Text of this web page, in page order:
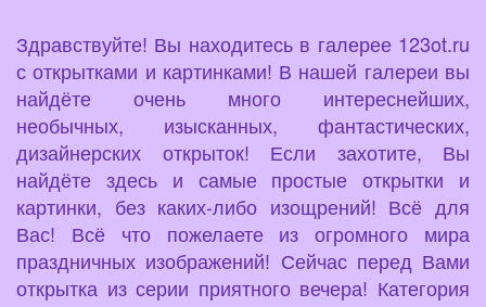
Здравствуйте! Вы находитесь в галерее 123ot.ru
с открытками и картинками! В нашей галереи вы
найдёте очень много интереснейших,
необычных, изысканных, фантастических,
дизайнерских открыток! Если захотите, Вы
найдёте здесь и самые простые открытки и
картинки, без каких-либо изощрений! Всё для
Вас! Всё что пожелаете из огромного мира
праздничных изображений! Сейчас перед Вами
открытка из серии приятного вечера! Категория